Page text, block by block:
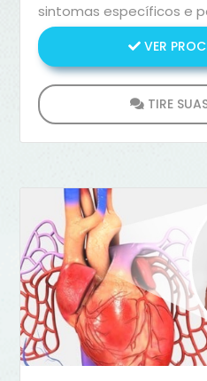
sintomas específicos e
descobertas por acaso.
VER
TIRE